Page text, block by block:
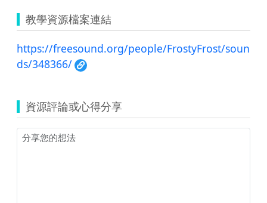
教學資源檔案連結
https://freesound.org/people/FrostyFrost/soun
ds/348366/
資源評論或心得分享